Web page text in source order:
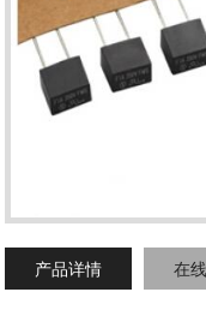
产品详情 在